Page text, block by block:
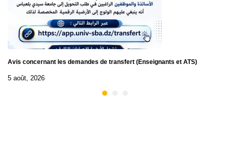
Avis concernant les demandes de transfert (Enseignants et ATS)
5 août, 2026